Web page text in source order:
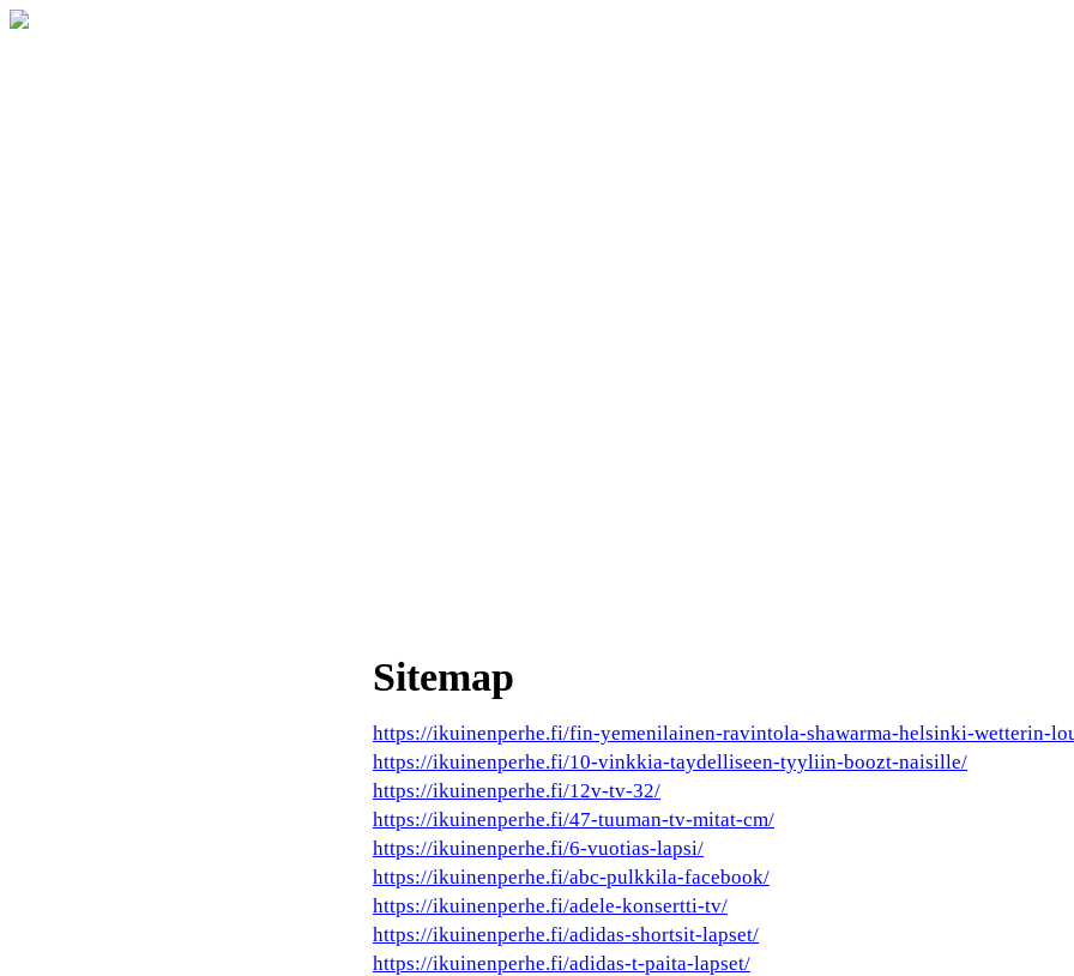
Sitemap
https://ikuinenperhe.fi/fin-yemenilainen-ravintola-shawarma-helsinki-wetterin-
https://ikuinenperhe.fi/10-vinkkia-taydelliseen-tyyliin-boozt-naisille/
https://ikuinenperhe.fi/12v-tv-32/
https://ikuinenperhe.fi/47-tuuman-tv-mitat-cm/
https://ikuinenperhe.fi/6-vuotias-lapsi/
https://ikuinenperhe.fi/abc-pulkkila-facebook/
https://ikuinenperhe.fi/adele-konsertti-tv/
https://ikuinenperhe.fi/adidas-shortsit-lapset/
https://ikuinenperhe.fi/adidas-t-paita-lapset/